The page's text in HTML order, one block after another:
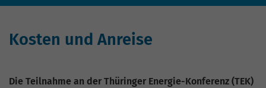
Kosten und Anreise
Die Teilnahme an der Thüringer Energie-Konferenz (TEK)